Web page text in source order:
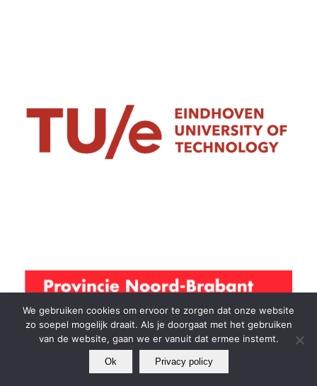
We gebruiken cookies om ervoor te zorgen dat onze website
zo soepel mogelijk draait. Als je doorgaat met het gebruiken
van de website, gaan we er vanuit dat ermee instemt.
Ok Privacy policy